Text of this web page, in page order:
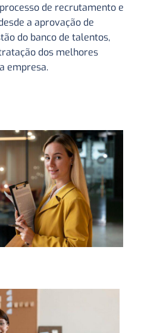
de recrutamento e
a aprovação de
do banco de talentos,
dos melhores
empresa.